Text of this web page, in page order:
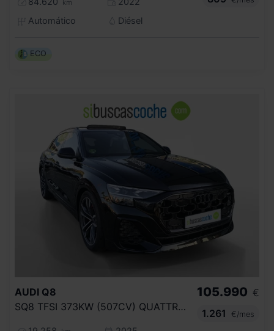
km
Automático
Diésel
ECO
AUDI Q8
SQ8 TFSI 373KW (507CV) QUATTRO TIPTRONIC
105.990 €
1.261
€/mes